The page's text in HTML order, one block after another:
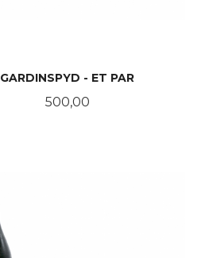
GARDINSPYD - ET PAR
Pris
500,00